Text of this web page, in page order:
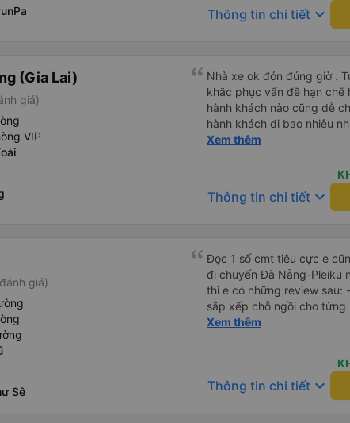
Thông tin chi tiết keyboard_arrow_down
(Gia Lai)
giá)
VIP
Nhà xe ok đón đúng giờ .
khắc phục vấn đề hạn chế
hành khách nào cũng dễ
hành khách đi bao nhiêu
nhưng hãy theo cách vận
Xem thêm
Thông tin chi tiết keyboard_arrow_down
giá)
Sê
Đọc 1 số cmt tiêu cực e
đi chuyến Đà Nẵng-Pleiku
thì e có những review sau:
sắp xếp chỗ ngồi cho từng người 1 - A phụ xe
cùng tần số nên nói câu
nên cũng k đòi hỏi gì nhìu
dừng lại để đi vệ sinh.
Xem thêm
Thông tin chi tiết keyboard_arrow_down